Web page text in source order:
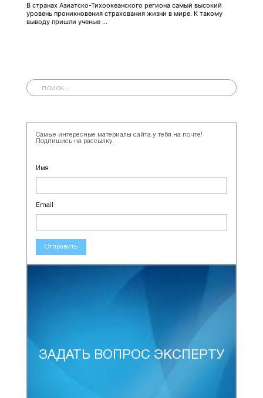
В странах Азиатско-Тихоокеанского региона самый высокий
уровень проникновения страхования жизни в мире. К такому
выводу пришли ученые ...
Самые интересные материалы сайта у тебя на почте!
Подпишись на рассылку.
Имя
Email
Отправить
ЗАДАТЬ ВОПРОС ЭКСПЕРТУ